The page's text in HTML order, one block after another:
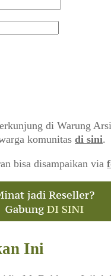
di Warung
komunitas di sini.
bisa disampaikan via
Ini